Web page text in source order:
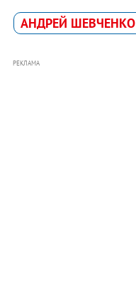
АНДРЕЙ ШЕВЧЕНКО
РЕКЛАМА